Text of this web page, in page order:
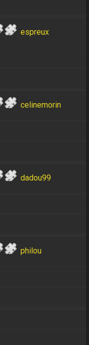
espreux
celinemorin
dadou99
philou